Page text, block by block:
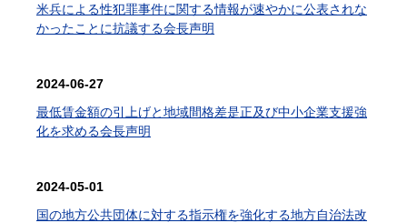
米兵による性犯罪事件に関する情報が速やかに公表されな
かったことに抗議する会長声明
2024-06-27
最低賃金額の引上げと地域間格差是正及び中小企業支援強
化を求める会長声明
2024-05-01
国の地方公共団体に対する指示権を強化する地方自治法改